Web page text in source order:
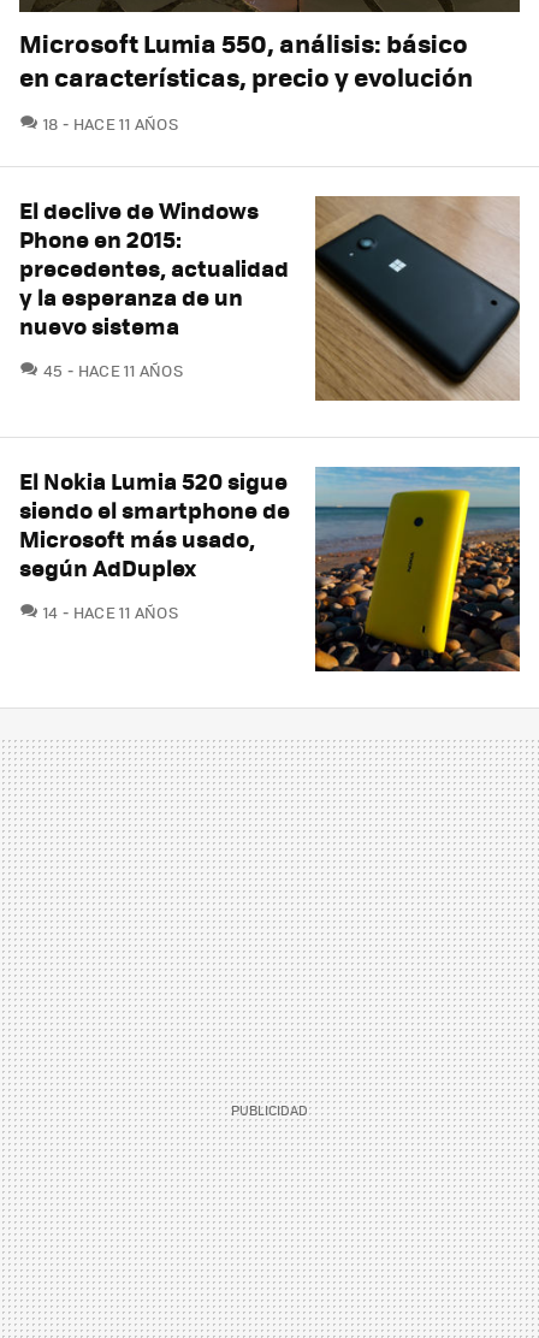
Microsoft Lumia 550, análisis: básico
en características, precio y evolución
18 COMENTARIOS
HACE 11 AÑOS
El declive de Windows
Phone en 2015:
precedentes, actualidad
y la esperanza de un
nuevo sistema
45 COMENTARIOS
HACE 11 AÑOS
El Nokia Lumia 520 sigue
siendo el smartphone de
Microsoft más usado,
según AdDuplex
14 COMENTARIOS
HACE 11 AÑOS